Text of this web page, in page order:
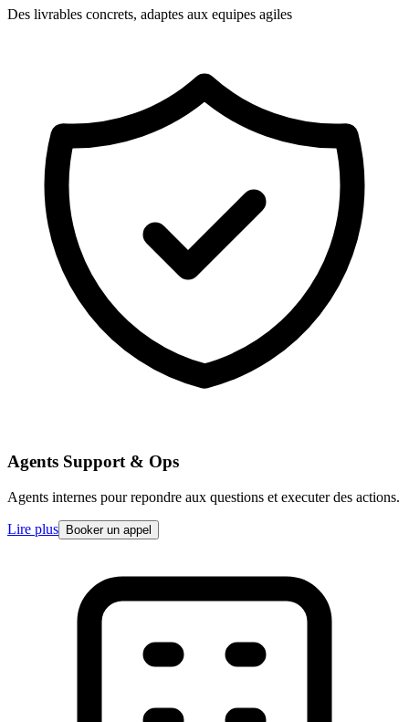
Des livrables concrets, adaptes aux equipes agiles
Agents Support & Ops
Agents internes pour repondre aux questions et executer des actions.
Lire plus Booker un appel